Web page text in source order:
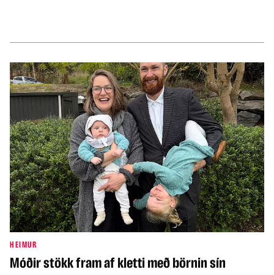
HEIMUR
Móðir stökk fram af kletti með börnin sín